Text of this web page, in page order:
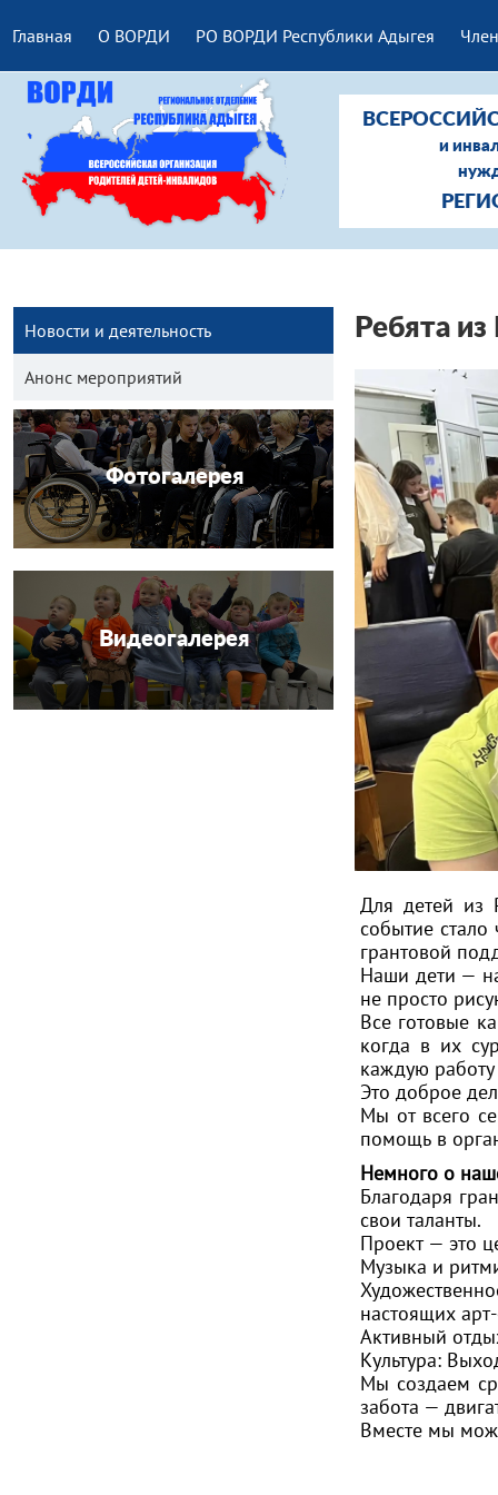
Главная О ВОРДИ РО ВОРДИ Республики Адыгея
и
Новости и деятельность
Анонс мероприятий
Фотогалерея
Видеогалерея
Ребята
Для детей из
событие
грантовой
Наши дети —
не просто
Все готовые
когда в их
каждую
Это доброе
Мы от всего
помощь в
Немного о
Благодаря
свои таланты.
Проект — это
Музыка и
настоящих
Активный
Культура:
Мы создаем
забота —
Вместе мы